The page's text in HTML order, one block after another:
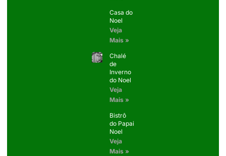
Casa do
Noel
Veja
Mais »
Chalé
de
Inverno
do Noel
Veja
Mais »
Bistrô
do Papai
Noel
Veja
Mais »